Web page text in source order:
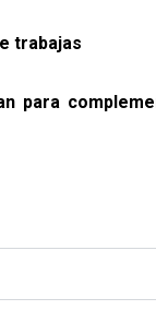
trabajas
para